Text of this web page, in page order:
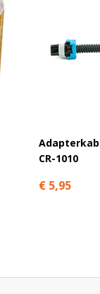
CR-1010
€ 5,95